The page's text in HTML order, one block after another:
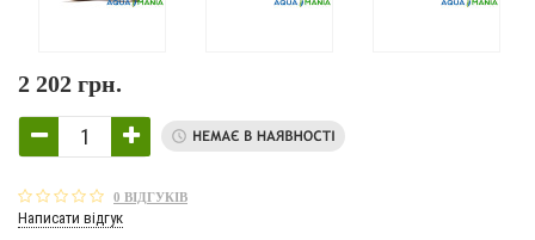
2 202 грн.
0 ВІДГУКІВ
Написати відгук